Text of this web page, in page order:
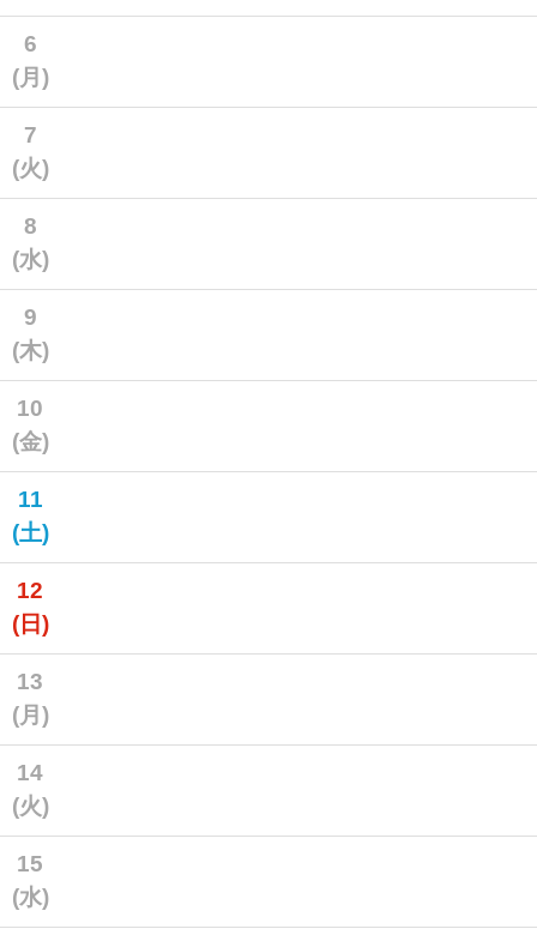
6
(月)
7
(火)
8
(水)
9
(木)
10
(金)
11
(土)
12
(日)
13
(月)
14
(火)
15
(水)